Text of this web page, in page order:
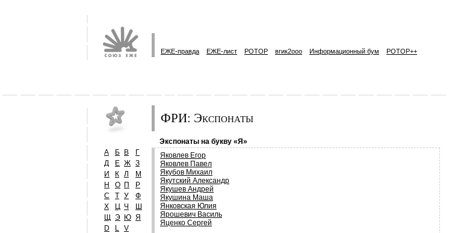
ЕЖЕ-правда ЕЖЕ-лист РОТОР вгик2ooo Информационный бум РОТОР++
ФРИ: Экспонаты
А Б В
Г
Д
Е Ж З
И
К Л
М
Н
О П
Р
С
Т У
Ф
Х
Ц Ч
Ш
Щ Э Ю Я
D
L V
Экспонаты на букву «Я»
Яковлев Егор
Яковлев Павел
Якубов Михаил
Якутский Александр
Якушев Андрей
Якушина Маша
Янковская Юлия
Ярошевич Василь
Яценко Сергей